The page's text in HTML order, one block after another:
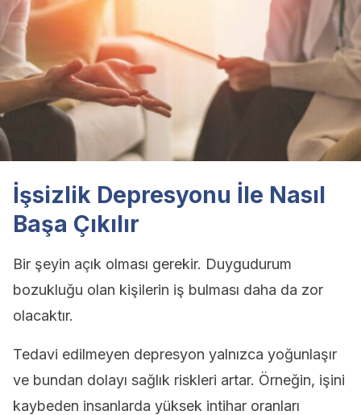
İşsizlik Depresyonu İle Nasıl
Başa Çıkılır
Bir şeyin açık olması gerekir. Duygudurum
bozukluğu olan kişilerin iş bulması daha da zor
olacaktır.
Tedavi edilmeyen depresyon yalnızca yoğunlaşır
ve bundan dolayı sağlık riskleri artar. Örneğin, işini
kaybeden insanlarda yüksek intihar oranları